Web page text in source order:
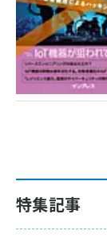
特集記事